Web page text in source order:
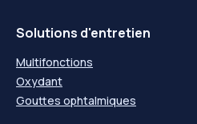
Solutions d'entretien
Multifonctions
Oxydant
Gouttes ophtalmiques